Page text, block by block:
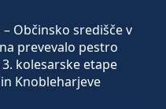
– Občinsko središče v
prevevalo pestro
kolesarske etape
Knobleharjeve